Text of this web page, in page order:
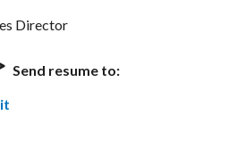
Director
Send resume to: